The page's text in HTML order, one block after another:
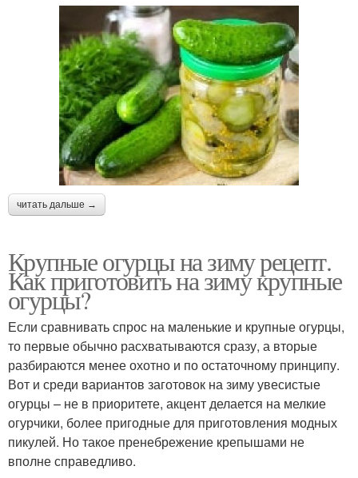
читать дальше →
Крупные огурцы на зиму рецепт.
Как приготовить на зиму крупные
огурцы?
Если сравнивать спрос на маленькие и крупные огурцы,
то первые обычно расхватываются сразу, а вторые
разбираются менее охотно и по остаточному принципу.
Вот и среди вариантов заготовок на зиму увесистые
огурцы – не в приоритете, акцент делается на мелкие
огурчики, более пригодные для приготовления модных
пикулей. Но такое пренебрежение крепышами не
вполне справедливо.